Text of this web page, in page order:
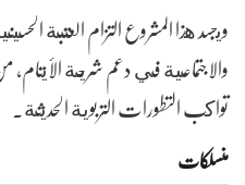
ويجسد هذا المشروع التزام العتبة
والاجتماعية في دعم شريحة
تواكب التطورات التربوية الحديثة.
منسلکات